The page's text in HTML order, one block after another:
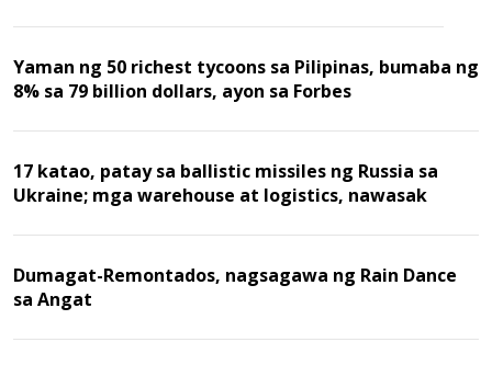
Yaman ng 50 richest tycoons sa Pilipinas, bumaba ng
8% sa 79 billion dollars, ayon sa Forbes
17 katao, patay sa ballistic missiles ng Russia sa
Ukraine; mga warehouse at logistics, nawasak
Dumagat-Remontados, nagsagawa ng Rain Dance
sa Angat